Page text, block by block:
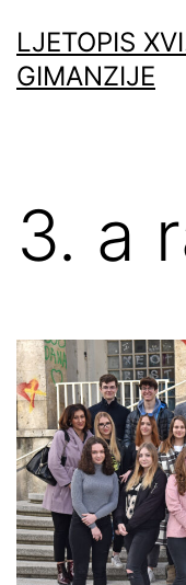
to
content
LJETOPIS
GIMANZIJE
3. a